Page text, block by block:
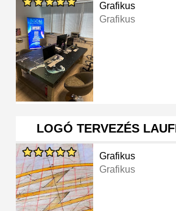
Grafikus
Grafikus
LOGÓ TERVEZÉS
Grafikus
Grafikus